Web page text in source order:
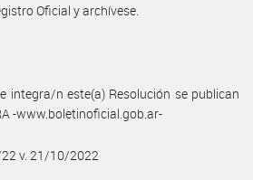
Oficial y archívese.
integra/n este(a) Resolución se publican
-www.boletinoficial.gob.ar-
v. 21/10/2022